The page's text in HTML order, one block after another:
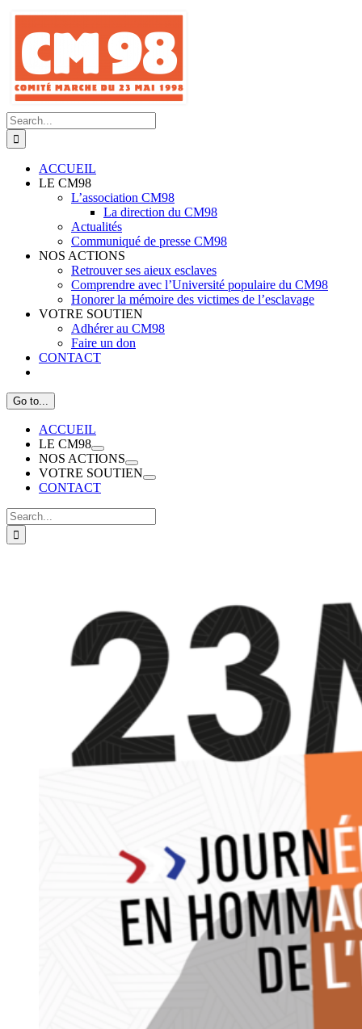
Skip
content
Search
for:
ACCUEIL
LE CM98
L’association CM98
La direction du CM98
Actualités
Communiqué de presse CM98
NOS ACTIONS
Retrouver ses aieux esclaves
Comprendre avec l’Université populaire du CM98
Honorer la mémoire des victimes de l’esclavage
VOTRE SOUTIEN
Adhérer au CM98
Faire un don
CONTACT
Go to...
ACCUEIL
LE CM98
NOS ACTIONS
VOTRE SOUTIEN
CONTACT
Search
for: